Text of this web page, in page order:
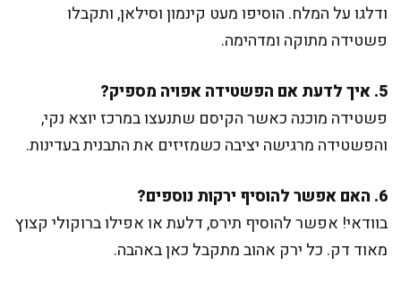
ודלגו על המלח. הוסיפו מעט קינמון וסילאן, ותקבלו
פשטידה מתוקה ומדהימה.
5. איך לדעת אם הפשטידה אפויה מספיק?
פשטידה מוכנה כאשר הקיסם שתנעצו במרכז יוצא נקי,
והפשטידה מרגישה יציבה כשמזיזים את התבנית בעדינות.
6. האם אפשר להוסיף ירקות נוספים?
בוודאי! אפשר להוסיף תירס, דלעת או אפילו ברוקולי קצוץ
מאוד דק. כל ירק אהוב מתקבל כאן באהבה.